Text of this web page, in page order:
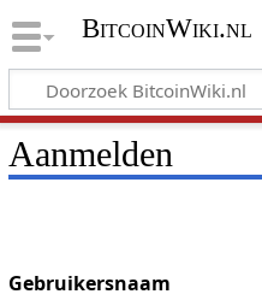
BitcoinWiki.nl
Aanmelden
Gebruikersnaam